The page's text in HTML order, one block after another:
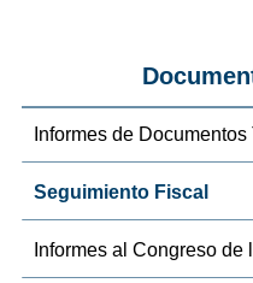
Informes de
Seguimiento Fiscal
Informes al Congreso de